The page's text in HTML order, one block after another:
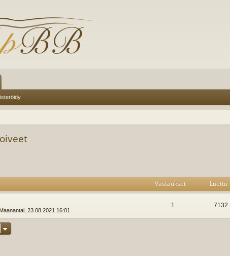
Vastaukset Luettu
23.08.2021 16:01
1 7132